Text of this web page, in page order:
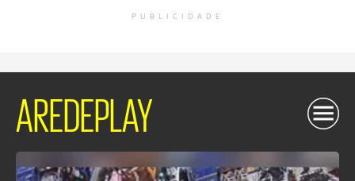
PUBLICIDADE
AREDEPLAY